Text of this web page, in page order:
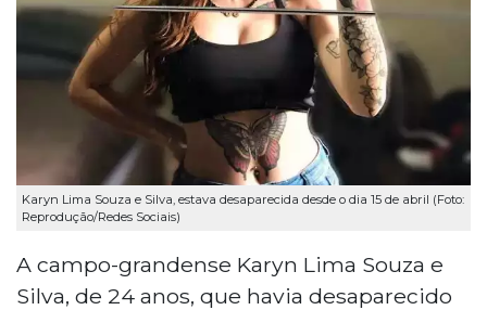
Karyn Lima Souza e Silva, estava desaparecida desde o dia 15 de abril (Foto:
Reprodução/Redes Sociais)
A campo-grandense Karyn Lima Souza e
Silva, de 24 anos, que havia desaparecido